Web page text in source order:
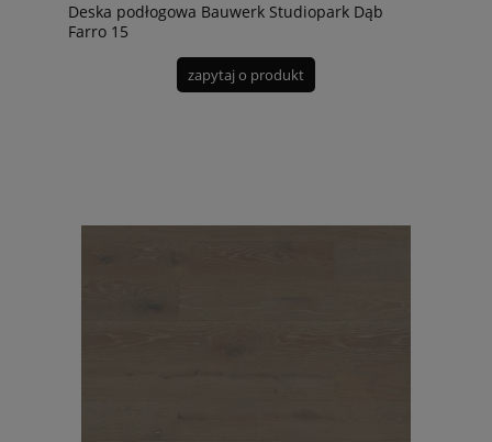
Deska podłogowa Bauwerk Studiopark Dąb
Farro 15
zapytaj o produkt